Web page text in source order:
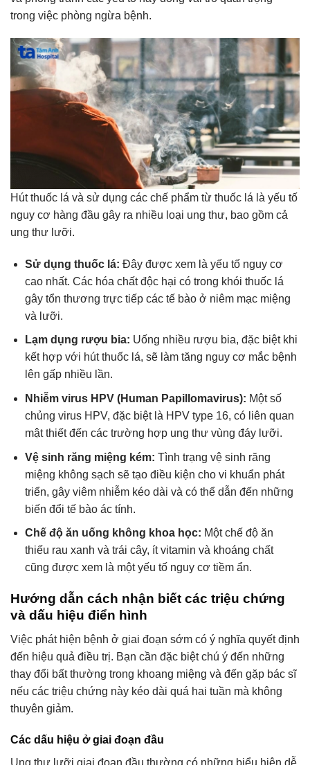
trong việc phòng ngừa bệnh.
Hút thuốc lá và sử dụng các chế phẩm từ thuốc lá là yếu tố
nguy cơ hàng đầu gây ra nhiều loại ung thư, bao gồm cả
ung thư lưỡi.
Sử dụng thuốc lá: Đây được xem là yếu tố nguy cơ
cao nhất. Các hóa chất độc hại có trong khói thuốc lá
gây tổn thương trực tiếp các tế bào ở niêm mạc miệng
và lưỡi.
Lạm dụng rượu bia: Uống nhiều rượu bia, đặc biệt khi
kết hợp với hút thuốc lá, sẽ làm tăng nguy cơ mắc bệnh
lên gấp nhiều lần.
Nhiễm virus HPV (Human Papillomavirus): Một số
chủng virus HPV, đặc biệt là HPV type 16, có liên quan
mật thiết đến các trường hợp ung thư vùng đáy lưỡi.
Vệ sinh răng miệng kém: Tình trạng vệ sinh răng
miệng không sạch sẽ tạo điều kiện cho vi khuẩn phát
triển, gây viêm nhiễm kéo dài và có thể dẫn đến những
biến đổi tế bào ác tính.
Chế độ ăn uống không khoa học: Một chế độ ăn
thiếu rau xanh và trái cây, ít vitamin và khoáng chất
cũng được xem là một yếu tố nguy cơ tiềm ẩn.
Hướng dẫn cách nhận biết các triệu chứng
và dấu hiệu điển hình
Việc phát hiện bệnh ở giai đoạn sớm có ý nghĩa quyết định
đến hiệu quả điều trị. Bạn cần đặc biệt chú ý đến những
thay đổi bất thường trong khoang miệng và đến gặp bác sĩ
nếu các triệu chứng này kéo dài quá hai tuần mà không
thuyên giảm.
Các dấu hiệu ở giai đoạn đầu